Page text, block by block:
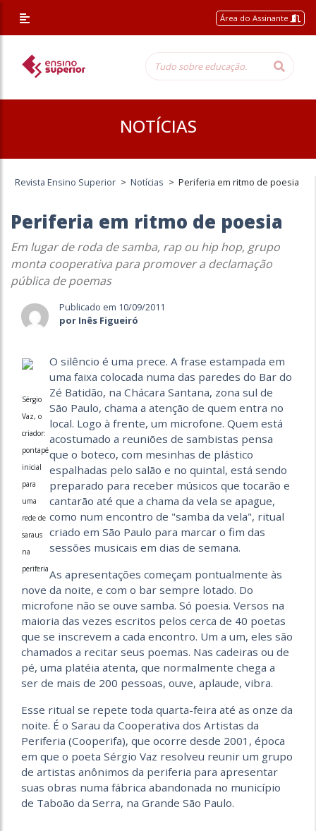
Área do Assinante
NOTÍCIAS
Revista Ensino Superior > Notícias > Periferia em ritmo de poesia
Periferia em ritmo de poesia
Em lugar de roda de samba, rap ou hip hop, grupo
monta cooperativa para promover a declamação
pública de poemas
Publicado em 10/09/2011
por Inês Figueiró
Sérgio
Vaz, o
criador:
pontapé
inicial
para
uma
rede de
saraus
na
periferia
O silêncio é uma prece. A frase estampada em
uma faixa colocada numa das paredes do Bar do
Zé Batidão, na Chácara Santana, zona sul de
São Paulo, chama a atenção de quem entra no
local. Logo à frente, um microfone. Quem está
acostumado a reuniões de sambistas pensa
que o boteco, com mesinhas de plástico
espalhadas pelo salão e no quintal, está sendo
preparado para receber músicos que tocarão e
cantarão até que a chama da vela se apague,
como num encontro de "samba da vela", ritual
criado em São Paulo para marcar o fim das
sessões musicais em dias de semana.
As apresentações começam pontualmente às
nove da noite, e com o bar sempre lotado. Do
microfone não se ouve samba. Só poesia. Versos na
maioria das vezes escritos pelos cerca de 40 poetas
que se inscrevem a cada encontro. Um a um, eles são
chamados a recitar seus poemas. Nas cadeiras ou de
pé, uma platéia atenta, que normalmente chega a
ser de mais de 200 pessoas, ouve, aplaude, vibra.
Esse ritual se repete toda quarta-feira até as onze da
noite. É o Sarau da Cooperativa dos Artistas da
Periferia (Cooperifa), que ocorre desde 2001, época
em que o poeta Sérgio Vaz resolveu reunir um grupo
de artistas anônimos da periferia para apresentar
suas obras numa fábrica abandonada no município
de Taboão da Serra, na Grande São Paulo.